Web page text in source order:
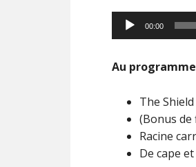
00:00
Au
The
(Bonus de
Racine
De cape